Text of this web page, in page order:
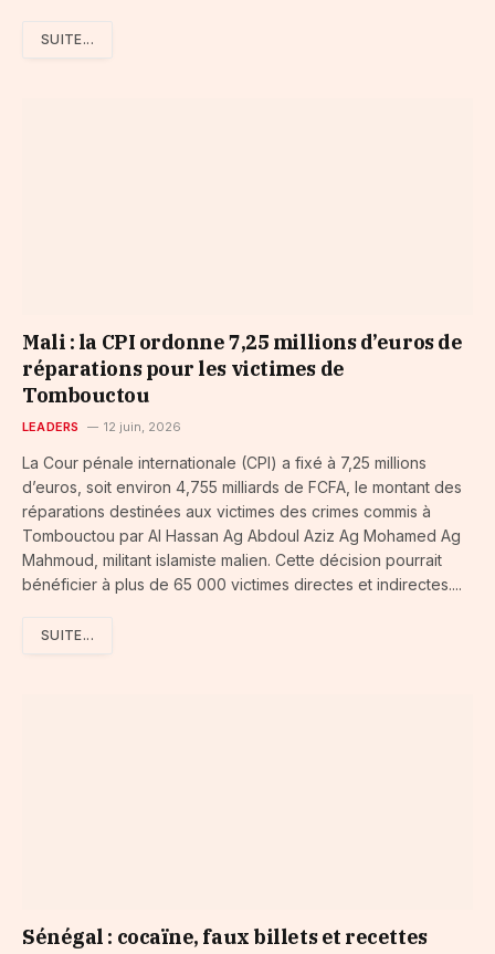
SUITE...
Mali : la CPI ordonne 7,25 millions d’euros de
réparations pour les victimes de
Tombouctou
LEADERS 12 juin, 2026
La Cour pénale internationale (CPI) a fixé à 7,25 millions
d’euros, soit environ 4,755 milliards de FCFA, le montant des
réparations destinées aux victimes des crimes commis à
Tombouctou par Al Hassan Ag Abdoul Aziz Ag Mohamed Ag
Mahmoud, militant islamiste malien. Cette décision pourrait
bénéficier à plus de 65 000 victimes directes et indirectes....
SUITE...
Sénégal : cocaïne, faux billets et recettes